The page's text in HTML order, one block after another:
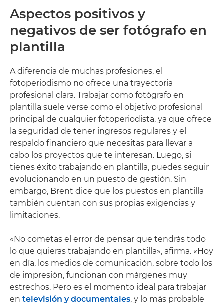
Aspectos positivos y
negativos de ser fotógrafo en
plantilla
A diferencia de muchas profesiones, el
fotoperiodismo no ofrece una trayectoria
profesional clara. Trabajar como fotógrafo en
plantilla suele verse como el objetivo profesional
principal de cualquier fotoperiodista, ya que ofrece
la seguridad de tener ingresos regulares y el
respaldo financiero que necesitas para llevar a
cabo los proyectos que te interesan. Luego, si
tienes éxito trabajando en plantilla, puedes seguir
evolucionando en un puesto de gestión. Sin
embargo, Brent dice que los puestos en plantilla
también cuentan con sus propias exigencias y
limitaciones.
«No cometas el error de pensar que tendrás todo
lo que quieras trabajando en plantilla», afirma. «Hoy
en día, los medios de comunicación, sobre todo los
de impresión, funcionan con márgenes muy
estrechos. Pero es el momento ideal para trabajar
en televisión y documentales, y lo más probable